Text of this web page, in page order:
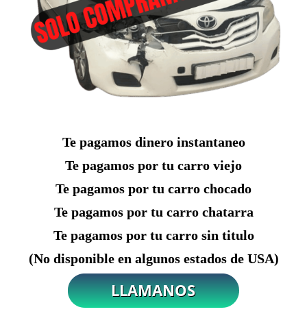
Te pagamos dinero instantaneo
Te pagamos por tu carro viejo
Te pagamos por tu carro chocado
Te pagamos por tu carro chatarra
Te pagamos por tu carro sin titulo
(No disponible en algunos estados de USA)